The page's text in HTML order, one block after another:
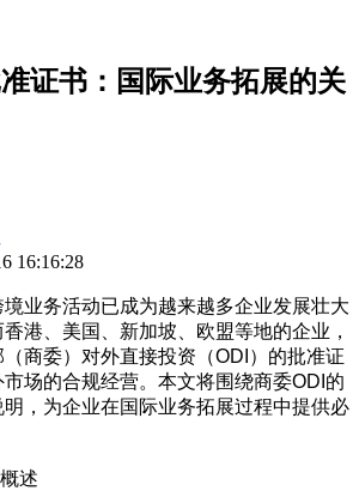
证书：国际业务拓展的关
16:16:28
业务活动已成为越来越多企业发展壮大
港、美国、新加坡、欧盟等地的企业，
商委）对外直接投资（ODI）的批准证
场的合规经营。本文将围绕商委ODI的
，为企业在国际业务拓展过程中提供必
述